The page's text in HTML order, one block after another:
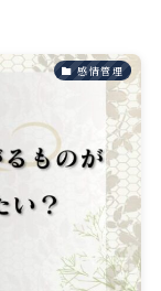
感情管理